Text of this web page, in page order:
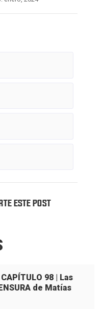
ESTE POST
98 | Las
de Matías